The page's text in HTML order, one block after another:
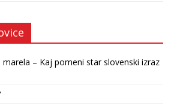
marela – Kaj pomeni star slovenski izraz